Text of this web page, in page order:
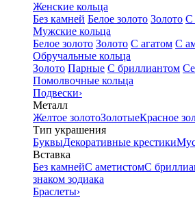
Женские кольца
Без камней Белое золото Золото С
Мужские кольца
Белое золото Золото С агатом С
Обручальные кольца
Золото Парные С бриллиантом
Помолвочные кольца
Подвески›
Металл
Желтое золотоЗолотыеКрасное
Тип украшения
БуквыДекоративные крестики
Вставка
Без камнейС аметистомС
знаком зодиака
Браслеты›